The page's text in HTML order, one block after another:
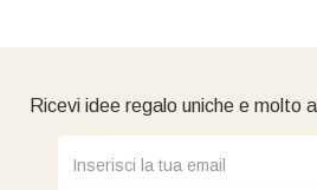
Ricevi idee regalo uniche e